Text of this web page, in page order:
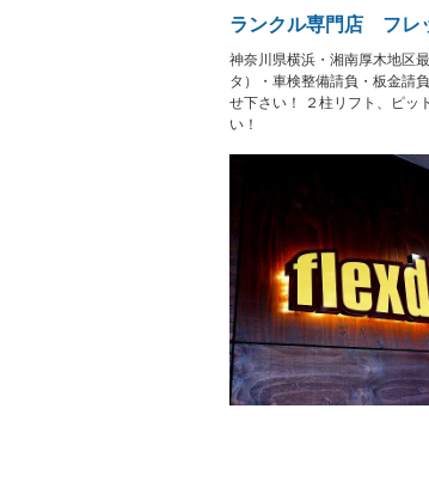
Bluetooth接続
－ レンタカーアップ
－
ヘッドライトウォッシャ
ー
－ LEDヘッドランプ
－ ETC
－ ランフラットタイヤ
シートヒーター
フロントカメラ
－ ルーフレール
ランクル専門店 フレ
神奈川県横浜・湘南厚木地区
タ）・車検整備請負・板金請
せ下さい！ ２柱リフト、ピッ
い！